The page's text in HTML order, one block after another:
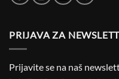
PRIJAVA ZA
Prijavite se na naš